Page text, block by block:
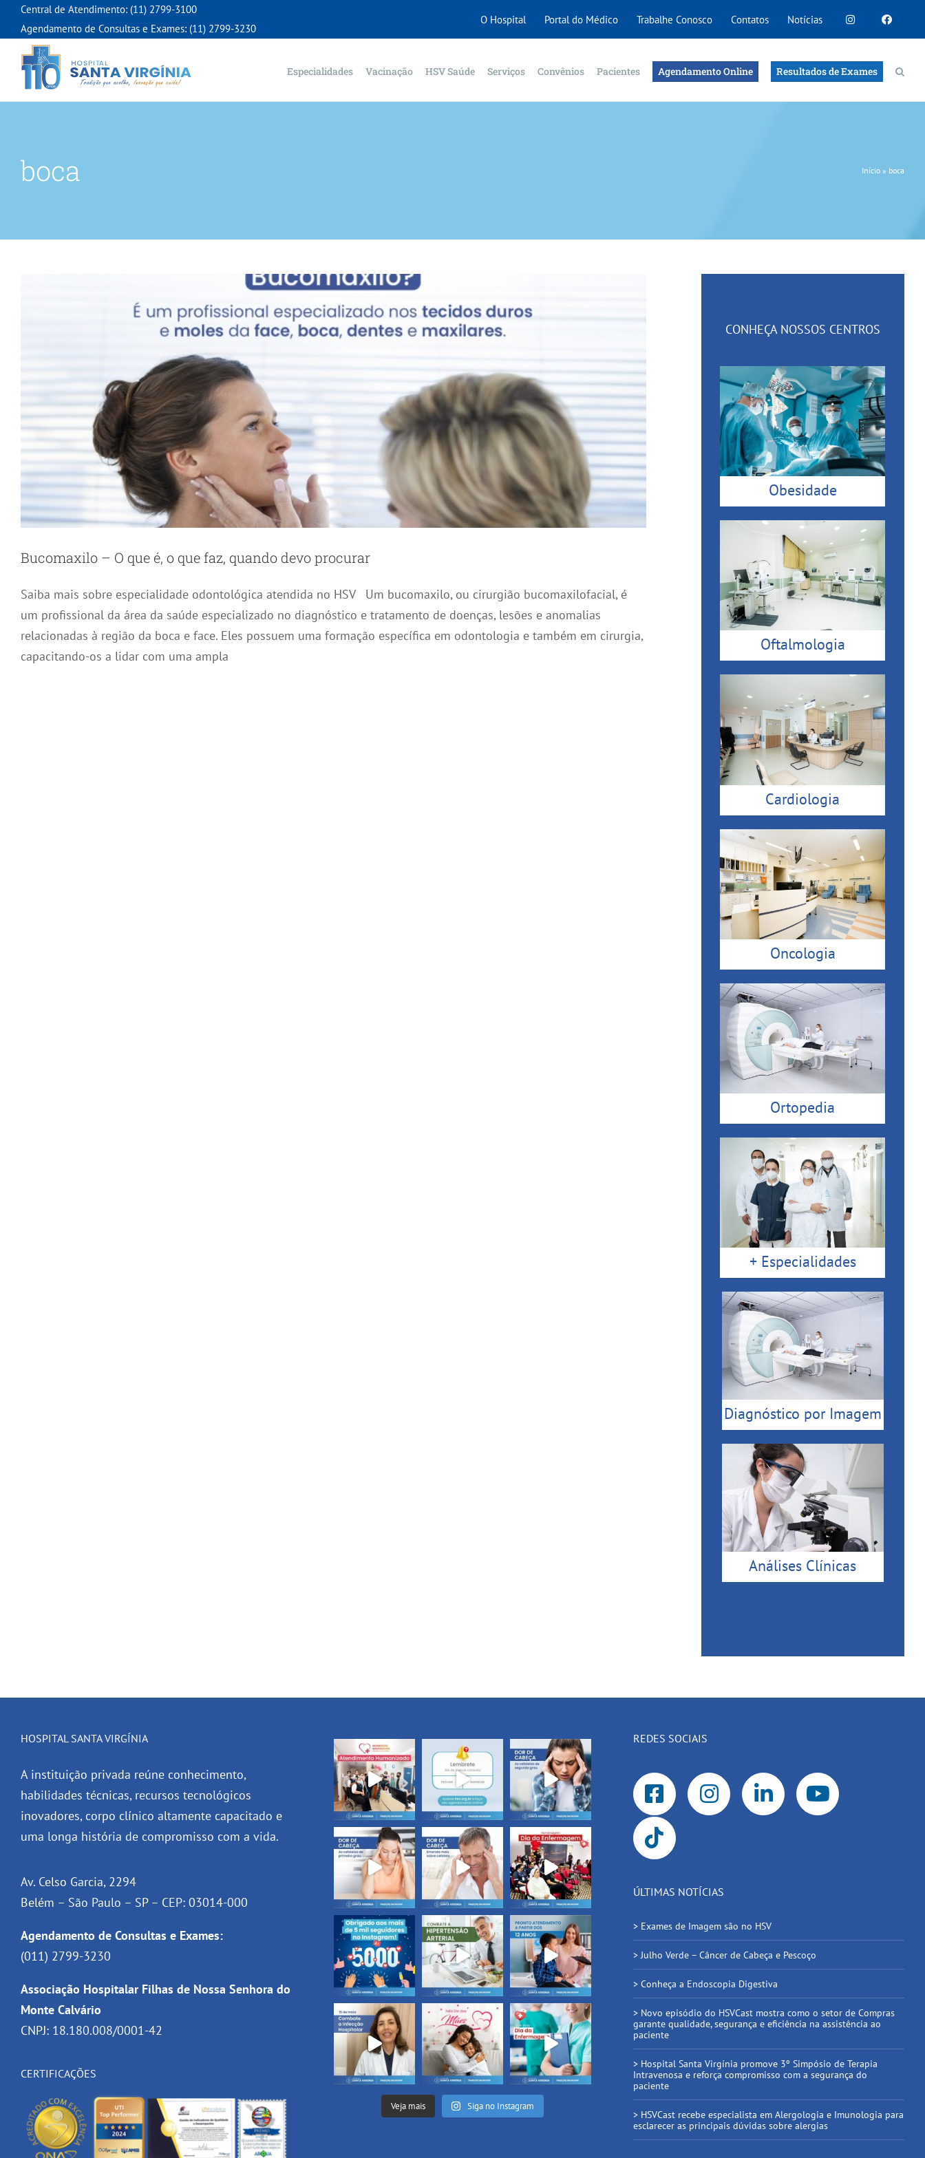
para
conteúdo
Central de Atendimento: (11) 2799-3100
Agendamento de Consultas e Exames: (11) 2799-3230
O Hospital Portal do Médico Trabalhe Conosco Contatos Notícias
Especialidades Vacinação HSV Saúde Serviços Convênios Pacientes Agendamento Online Resultados de Exames
boca Início » boca
Bucomaxilo – O que é, o que faz, quando devo procurar
Saiba mais sobre especialidade odontológica atendida no HSV Um bucomaxilo, ou cirurgião bucomaxilofacial, é
um profissional da área da saúde especializado no diagnóstico e tratamento de doenças, lesões e anomalias
relacionadas à região da boca e face. Eles possuem uma formação específica em odontologia e também em cirurgia,
capacitando-os a lidar com uma ampla
CONHEÇA NOSSOS CENTROS
Obesidade
Oftalmologia
Cardiologia
Oncologia
Ortopedia
+ Especialidades
Diagnóstico por Imagem
Análises Clínicas
HOSPITAL SANTA VIRGÍNIA
A instituição privada reúne conhecimento,
habilidades técnicas, recursos tecnológicos
inovadores, corpo clínico altamente capacitado e
uma longa história de compromisso com a vida.
Av. Celso Garcia, 2294
Belém – São Paulo – SP – CEP: 03014-000
Agendamento de Consultas e Exames:
(011) 2799-3230
Associação Hospitalar Filhas de Nossa Senhora do
Monte Calvário
CNPJ: 18.180.008/0001-42
CERTIFICAÇÕES
Veja mais Siga no Instagram
REDES SOCIAIS
ÚLTIMAS NOTÍCIAS
> Exames de Imagem são no HSV
> Julho Verde – Câncer de Cabeça e Pescoço
> Conheça a Endoscopia Digestiva
> Novo episódio do HSVCast mostra como o setor de Compras
garante qualidade, segurança e eficiência na assistência ao
paciente
> Hospital Santa Virgínia promove 3º Simpósio de Terapia
Intravenosa e reforça compromisso com a segurança do
paciente
> HSVCast recebe especialista em Alergologia e Imunologia para
esclarecer as principais dúvidas sobre alergias